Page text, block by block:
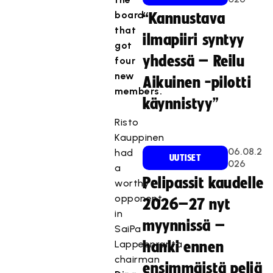
board
that
got
four
new
members.
Risto
Kauppinen
had
a
worthy
opponent
in
SaiPa
Lappeenranta
chairman
“Kannustava
ilmapiiri syntyy
yhdessä – Reilu
Aikuinen -pilotti
käynnistyy”
UUTISET
06.08.2
026
Pelipassit kaudelle
2026–27 nyt
myynnissä –
hanki ennen
ensimmäistä peliä